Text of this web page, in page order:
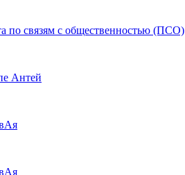
по связям с общественностью (ПСО)
Антей